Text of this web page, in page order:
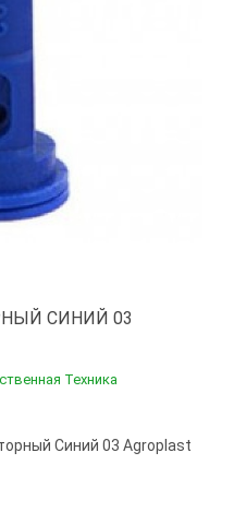
СИНИЙ 03
Техника
Синий 03 Agroplast